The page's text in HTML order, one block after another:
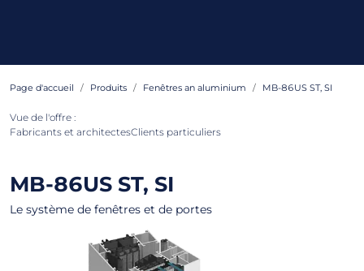
Page d'accueil Produits Fenêtres an aluminium MB-86US ST, SI
Vue de l'offre :
Fabricants et architectesClients particuliers
MB-86US ST, SI
Le système de fenêtres et de portes